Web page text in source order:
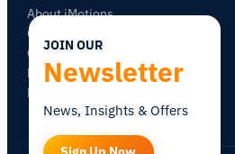
About iMotions
Careers
Contact
My iMotions
Newsletter
JOIN OUR
Newsletter
News, Insights & Offers